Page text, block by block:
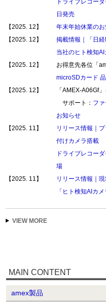
日発売
【2025. 12】
年末年始休業の
【2025. 12】
掲載情報｜「日
当社のヒト検知
【2025. 12】
お得意先各位「
microSDカード
【2025. 12】
「AMEX-A06Gf
サポート： フ
お知らせ
【2025. 11】
リリース情報｜
付けカメラ搭載
ドライブレコー
場
【2025. 11】
リリース情報｜
「ヒト検知AIカ
VIEW MORE
MAIN CONTENT
amex製品